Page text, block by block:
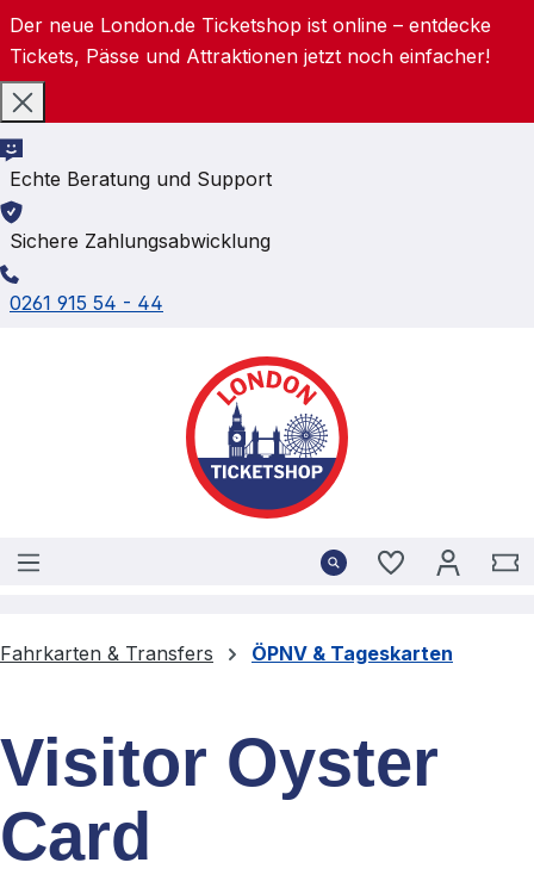
Zum Hauptinhalt springen
Der neue London.de Ticketshop ist online – entdecke
Tickets, Pässe und Attraktionen jetzt noch einfacher!
Echte Beratung und Support
Sichere Zahlungsabwicklung
0261 915 54 - 44
Du hast 0
Fahrkarten & Transfers ÖPNV & Tageskarten
Visitor Oyster
Card